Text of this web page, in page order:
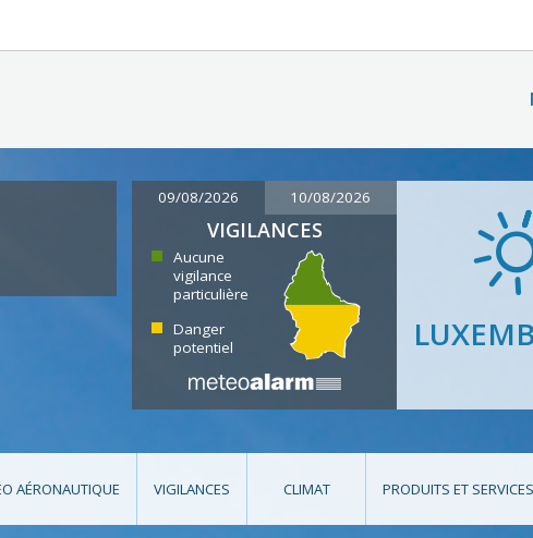
09/08/2026 10/08/2026
VIGILANCES
Aucune
vigilance
particulière
Danger
potentiel
AÉRONAUTIQUE VIGILANCES CLIMAT PRODUITS ET SERVICES